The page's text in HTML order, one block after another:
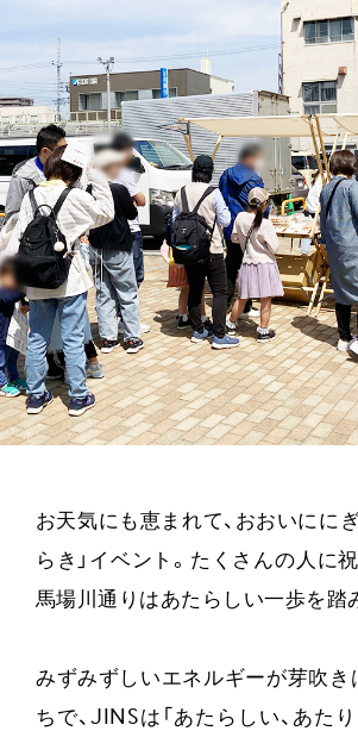
お天気にも恵まれて、おおいにに
らき」イベント。たくさんの人に
馬場川通りはあたらしい一歩を踏
みずみずしいエネルギーが芽吹き
ちで、JINSは「あたらしい、あた